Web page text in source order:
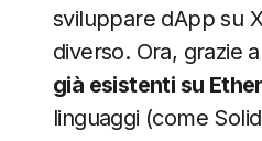
sviluppare dApp su
diverso. Ora, grazie
già esistenti su
linguaggi (come